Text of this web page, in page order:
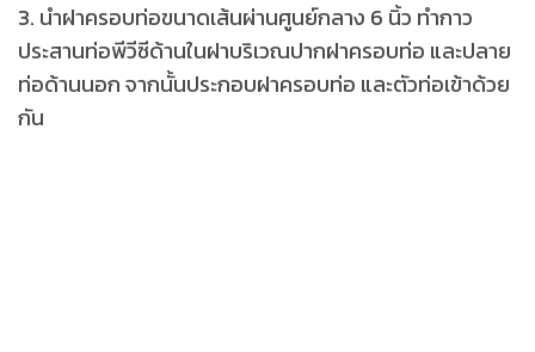
3. นำฝาครอบท่อขนาดเส้นผ่านศูนย์กลาง 6 นิ้ว ทำกาว
ประสานท่อพีวีซีด้านในฝาบริเวณปากฝาครอบท่อ และปลาย
ท่อด้านนอก จากนั้นประกอบฝาครอบท่อ และตัวท่อเข้าด้วย
กัน